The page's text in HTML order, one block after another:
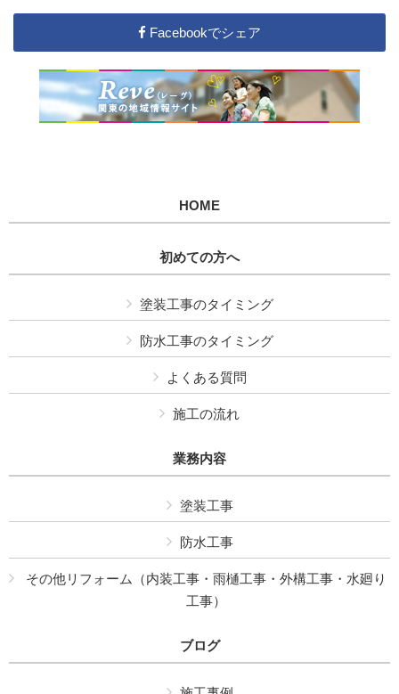
Facebookでシェア
HOME
初めての方へ
塗装工事のタイミング
防水工事のタイミング
よくある質問
施工の流れ
業務内容
塗装工事
防水工事
その他リフォーム（内装工事・雨樋工事・外構工事・水廻り
工事）
ブログ